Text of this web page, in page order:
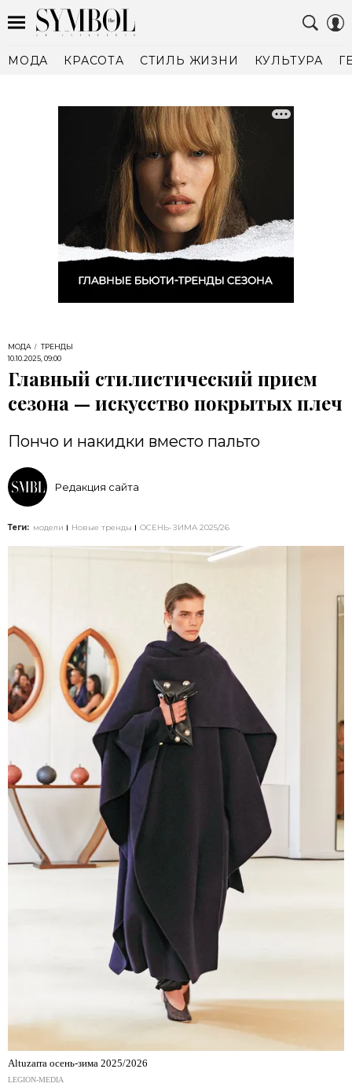
МОДА КРАСОТА СТИЛЬ ЖИЗНИ КУЛЬТУРА
МОДА
ТРЕНДЫ
10.10.2025, 09:00
Главный стилистический прием
сезона — искусство покрытых плеч
Пончо и накидки вместо пальто
Редакция сайта
Теги: модели Новые тренды ОСЕНЬ-ЗИМА 2025/26
Altuzarra осень-зима 2025/2026
LEGION-MEDIA